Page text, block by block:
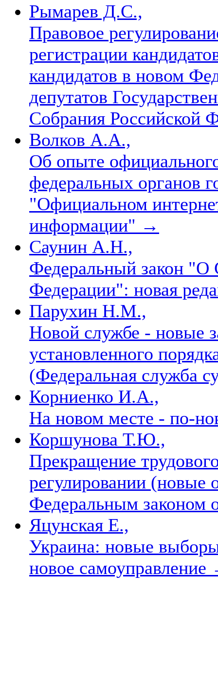
Рымарев Д.С.,
Правовое
регистрации
кандидатов в новом
депутатов
Собрания Российской
Волков A.А.,
Об опыте
федеральных органов
"Официальном
информации" →
Саунин А.Н.,
Федеральный закон "О
Федерации": новая
Парухин Н.М.,
Новой службе - новые
установленного
(Федеральная служба
Корниенко И.А.,
На новом месте - по-
Коршунова Т.Ю.,
Прекращение
регулировании (новые
Федеральным
Яцунская Е.,
Украина: новые
новое самоуправление